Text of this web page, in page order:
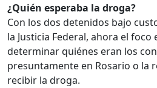
¿Quién esperaba la droga?
Con los dos detenidos bajo
la Justicia Federal, ahora el foco
determinar quiénes eran los
presuntamente en Rosario o la
recibir la droga.